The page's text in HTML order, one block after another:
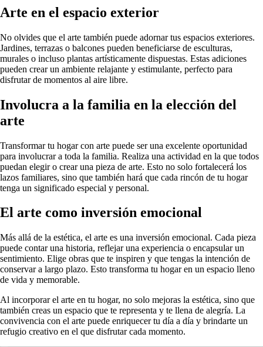
Arte en el espacio exterior
No olvides que el arte también puede adornar tus espacios exteriores.
Jardines, terrazas o balcones pueden beneficiarse de esculturas,
murales o incluso plantas artísticamente dispuestas. Estas adiciones
pueden crear un ambiente relajante y estimulante, perfecto para
disfrutar de momentos al aire libre.
Involucra a la familia en la elección del
arte
Transformar tu hogar con arte puede ser una excelente oportunidad
para involucrar a toda la familia. Realiza una actividad en la que todos
puedan elegir o crear una pieza de arte. Esto no solo fortalecerá los
lazos familiares, sino que también hará que cada rincón de tu hogar
tenga un significado especial y personal.
El arte como inversión emocional
Más allá de la estética, el arte es una inversión emocional. Cada pieza
puede contar una historia, reflejar una experiencia o encapsular un
sentimiento. Elige obras que te inspiren y que tengas la intención de
conservar a largo plazo. Esto transforma tu hogar en un espacio lleno
de vida y memorable.
Al incorporar el arte en tu hogar, no solo mejoras la estética, sino que
también creas un espacio que te representa y te llena de alegría. La
convivencia con el arte puede enriquecer tu día a día y brindarte un
refugio creativo en el que disfrutar cada momento.